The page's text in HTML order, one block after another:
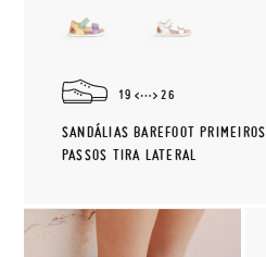
19 26
SANDÁLIAS BAREFOOT PRIMEIROS
PASSOS TIRA LATERAL